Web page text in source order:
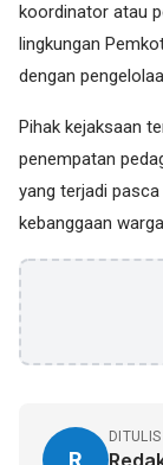
koordinator atau
lingkungan
dengan
Pihak kejaksaan
penempatan
yang terjadi
kebanggaan
R